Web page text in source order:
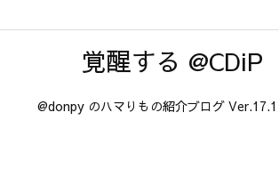
覚醒する @CDiP
@donpy のハマりもの紹介ブログ Ver.17.1